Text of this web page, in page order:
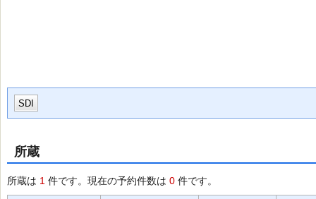
SDI
所蔵
所蔵は 1 件です。現在の予約件数は 0 件です。